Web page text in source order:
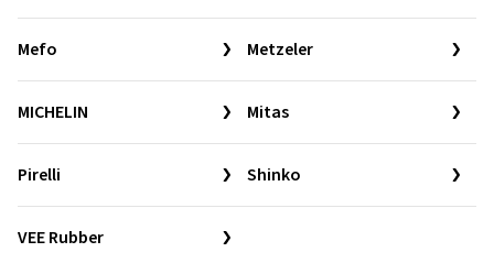
Mefo Metzeler
MICHELIN Mitas
Pirelli Shinko
VEE Rubber